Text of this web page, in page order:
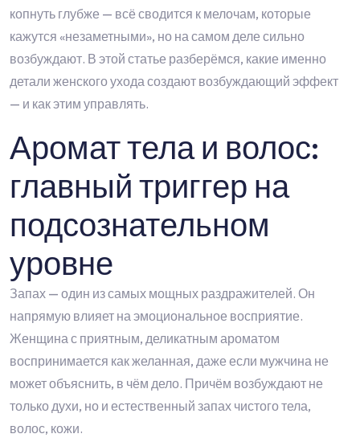
копнуть глубже — всё сводится к мелочам, которые
кажутся «незаметными», но на самом деле сильно
возбуждают. В этой статье разберёмся, какие именно
детали женского ухода создают возбуждающий эффект
— и как этим управлять.
Аромат тела и волос:
главный триггер на
подсознательном
уровне
Запах — один из самых мощных раздражителей. Он
напрямую влияет на эмоциональное восприятие.
Женщина с приятным, деликатным ароматом
воспринимается как желанная, даже если мужчина не
может объяснить, в чём дело. Причём возбуждают не
только духи, но и естественный запах чистого тела,
волос, кожи.